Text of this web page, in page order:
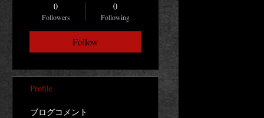
0
Followers
0
Following
Follow
Profile
ブログコメント